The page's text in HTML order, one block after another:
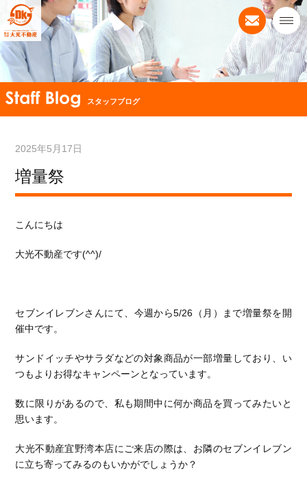
スタッフブログ
2025年5月17日
増量祭
こんにちは
大光不動産です(^^)/
セブンイレブンさんにて、今週から5/26（月）まで増量祭を開
催中です。
サンドイッチやサラダなどの対象商品が一部増量しており、い
つもよりお得なキャンペーンとなっています。
数に限りがあるので、私も期間中に何か商品を買ってみたいと
思います。
大光不動産宜野湾本店にご来店の際は、お隣のセブンイレブン
に立ち寄ってみるのもいかがでしょうか？